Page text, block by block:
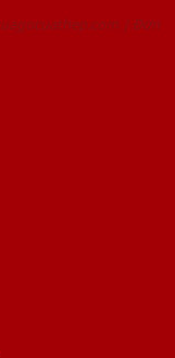
| Đơn